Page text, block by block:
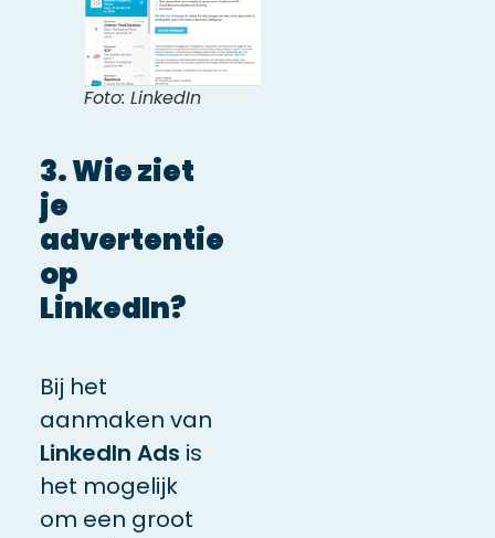
Foto: LinkedIn
3. Wie ziet
je
advertentie
op
LinkedIn?
Bij het
aanmaken van
LinkedIn Ads is
het mogelijk
om een groot